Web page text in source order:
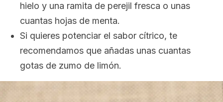
hielo y una ramita de perejil fresca o unas
cuantas hojas de menta.
Si quieres potenciar el sabor cítrico, te
recomendamos que añadas unas cuantas
gotas de zumo de limón.